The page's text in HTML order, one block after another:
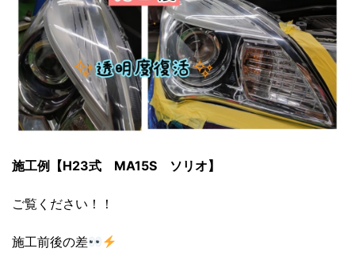
施工例【H23式 MA15S ソリオ】
ご覧ください！！
施工前後の差